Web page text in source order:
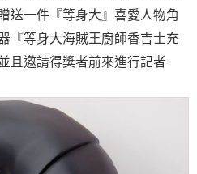
送一件『等身大』喜愛人物角
『等身大海賊王廚師香吉士充
且邀請得獎者前來進行記者